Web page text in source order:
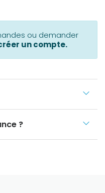
ou demander
un compte.
?